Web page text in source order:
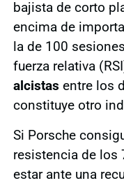
bajista de corto
encima de
la de 100
fuerza relativa
alcistas entre los
constituye otro
Si Porsche
resistencia de los
estar ante una